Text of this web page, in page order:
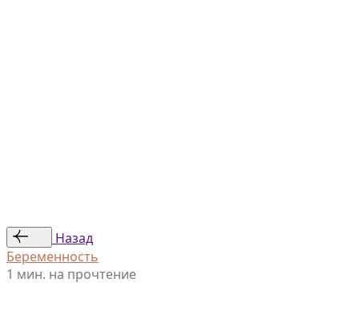
Назад
Беременность
1 мин. на прочтение